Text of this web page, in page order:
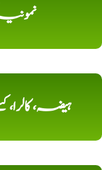
ہیضہ،